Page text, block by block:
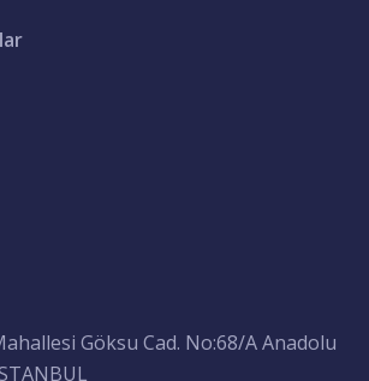
Göksu Cad. No:68/A Anadolu